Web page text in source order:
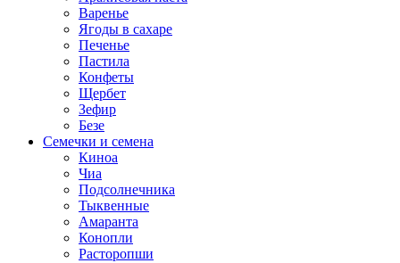
Варенье
Ягоды в сахаре
Печенье
Пастила
Конфеты
Щербет
Зефир
Безе
Семечки и семена
Киноа
Чиа
Подсолнечника
Тыквенные
Амаранта
Конопли
Расторопши